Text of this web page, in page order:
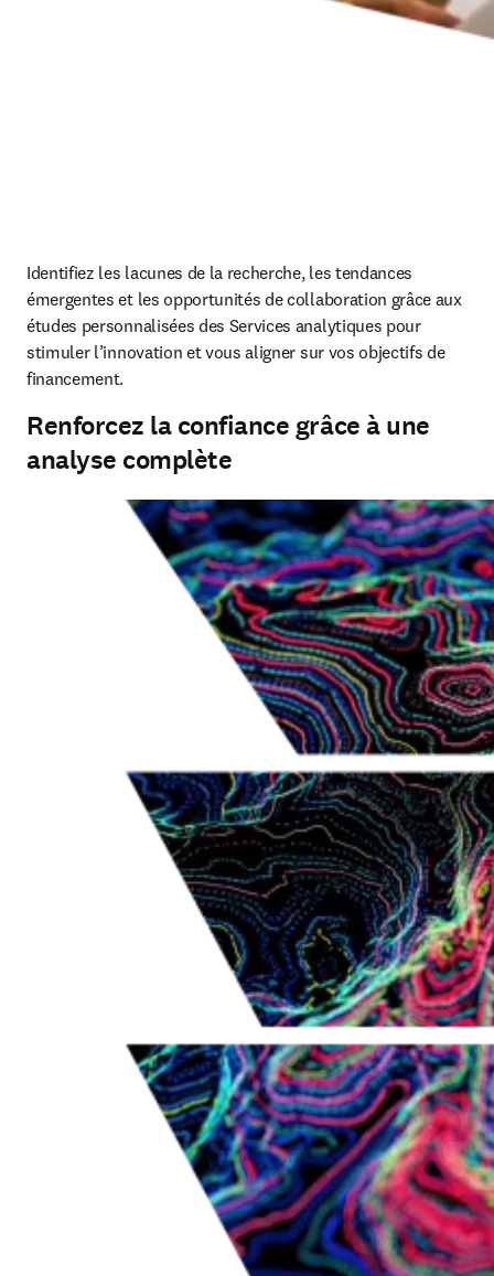
Identifiez les lacunes de la recherche, les tendances
émergentes et les opportunités de collaboration grâce aux
études personnalisées des Services analytiques pour
stimuler l’innovation et vous aligner sur vos objectifs de
financement.
Renforcez la confiance grâce à une
analyse complète